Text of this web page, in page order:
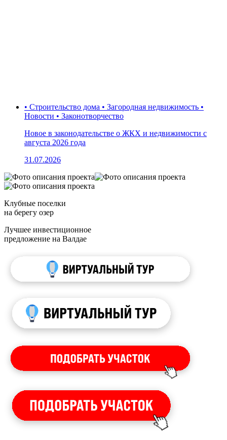
• Строительство дома • Загородная недвижимость •
Новости • Законотворчество
Новое в законодательстве о ЖКХ и недвижимости с
августа 2026 года
31.07.2026
Клубные поселки
на берегу озер
Лучшее инвестиционное
предложение на Валдае